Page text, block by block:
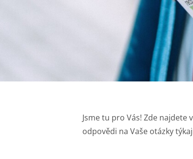
Jsme tu pro Vás! Zde
odpovědi na Vaše otázky